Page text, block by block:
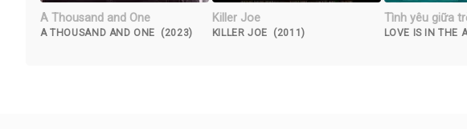
A Thousand and One
A THOUSAND AND ONE (2023)
Killer Joe
KILLER JOE (2011)
Tình yêu giữa
LOVE IS IN THE